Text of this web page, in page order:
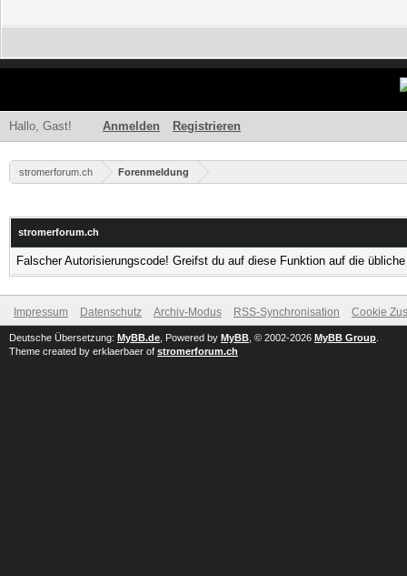
Hallo, Gast! Anmelden Registrieren
stromerforum.ch Forenmeldung
stromerforum.ch
Falscher Autorisierungscode! Greifst du auf diese Funktion auf die
Impressum Datenschutz Archiv-Modus RSS-Synchronisation Cookie
Deutsche Übersetzung: MyBB.de , Powered by MyBB , © 2002-2026 MyBB Group
Theme created by erklaerbaer of stromerforum.ch